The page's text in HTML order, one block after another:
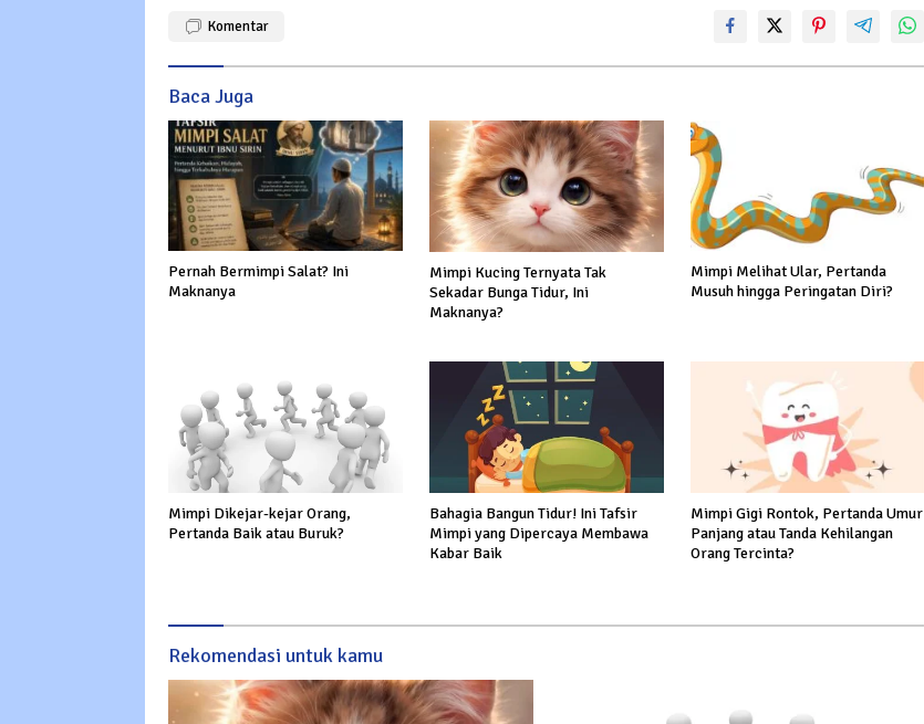
Komentar
Baca Juga
Pernah Bermimpi Salat? Ini
Maknanya
Mimpi Kucing Ternyata Tak
Sekadar Bunga Tidur, Ini
Maknanya?
Mimpi Melihat Ular, Pertanda
Musuh hingga Peringatan Diri?
Mimpi Dikejar-kejar Orang,
Pertanda Baik atau Buruk?
Bahagia Bangun Tidur! Ini Tafsir
Mimpi yang Dipercaya Membawa
Kabar Baik
Mimpi Gigi Rontok, Pertanda Umur
Panjang atau Tanda Kehilangan
Orang Tercinta?
Rekomendasi untuk kamu